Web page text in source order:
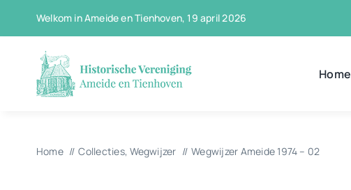
Welkom in Ameide en Tienhoven, 19 april 2026
Home
Home Collecties Wegwijzer Wegwijzer Ameide 1974 – 02